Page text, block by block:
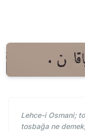
Lehce-i Osmani;
tosbağa ne